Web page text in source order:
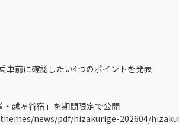
車前に確認したい4つのポイントを発表
越ヶ谷宿」を期間限定で公開
news/pdf/hizakurige-202604/